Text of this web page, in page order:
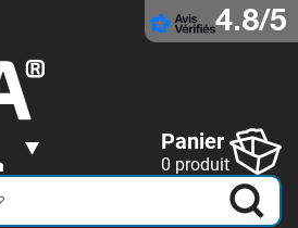
4.8/5
Panier
0 produit